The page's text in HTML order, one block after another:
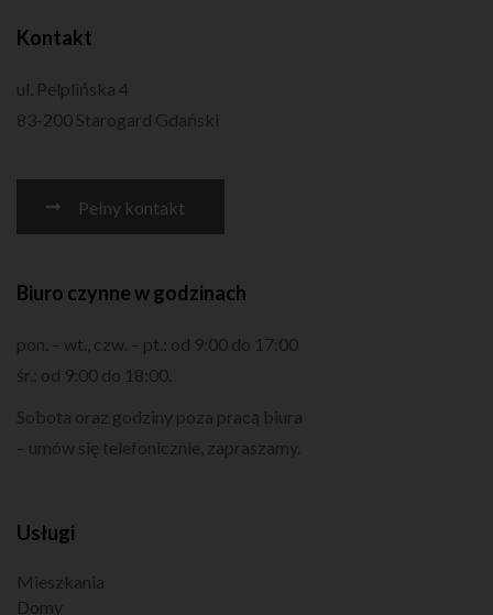
Kontakt
ul. Pelplińska 4
83-200 Starogard Gdański
Pełny kontakt
Biuro czynne w godzinach
pon. – wt., czw. – pt.: od 9:00 do 17:00
śr.: od 9:00 do 18:00.
Sobota oraz godziny poza pracą biura
– umów się telefonicznie, zapraszamy.
Usługi
Mieszkania
Domy